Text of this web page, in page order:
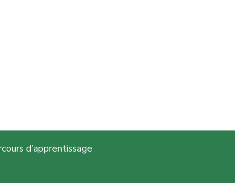
d’apprentissage